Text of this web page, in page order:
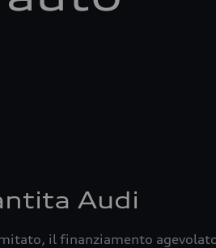
Audi
il finanziamento